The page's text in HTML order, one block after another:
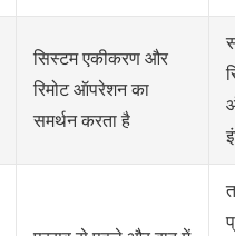
सिस्टम एकीकरण और
रिमोट ऑपरेशन का
समर्थन करता है